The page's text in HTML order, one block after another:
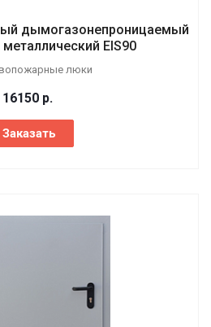
дымогазонепроницаемый
EIS90
люки
16150 р.
Заказать